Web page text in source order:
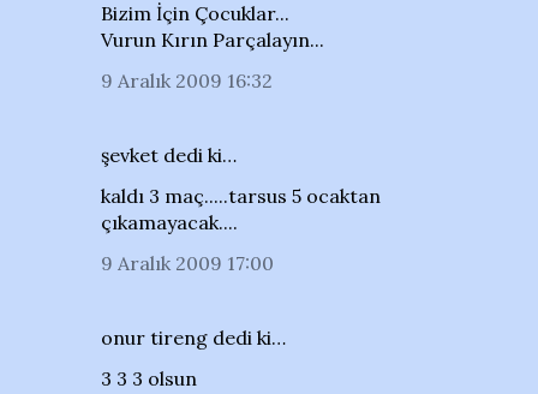
Bizim İçin Çocuklar...
Vurun Kırın Parçalayın...
9 Aralık 2009 16:32
şevket dedi ki…
kaldı 3 maç.....tarsus 5 ocaktan
çıkamayacak....
9 Aralık 2009 17:00
onur tireng dedi ki…
3 3 3 olsun